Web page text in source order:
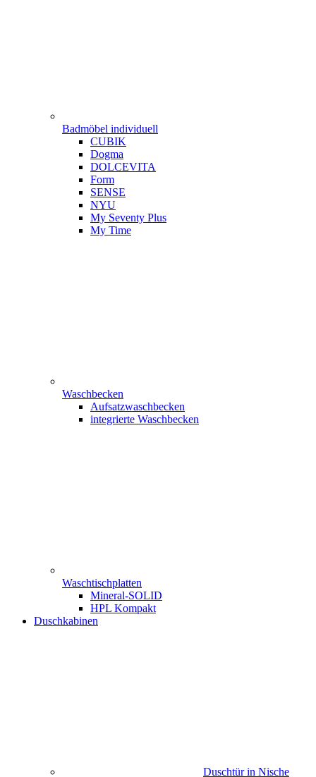
Badmöbel individuell
CUBIK
Dogma
DOLCEVITA
Form
SENSE
NYU
My Seventy Plus
My Time
Waschbecken
Aufsatzwaschbecken
integrierte Waschbecken
Waschtischplatten
Mineral-SOLID
HPL Kompakt
Duschkabinen
Duschtür in Nische